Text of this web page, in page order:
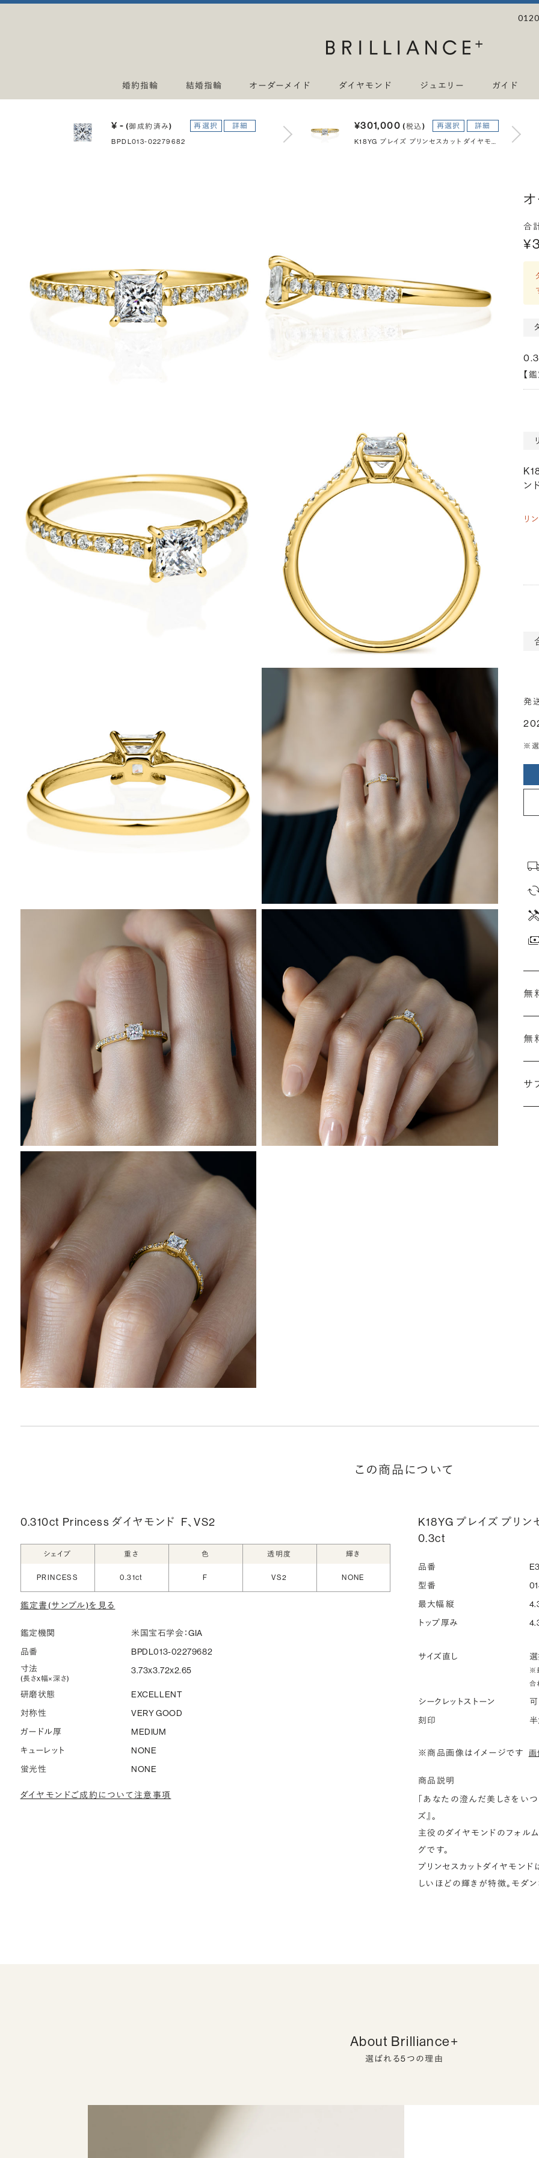
婚約指輪 結婚指輪 オーダーメイド ダイヤモンド ジュエリー ガイド
¥ -(御成約済み) 再選択 詳細
BPDL013-02279682
¥301,000(税込) 再選択 詳細
K18YG プレイズ プリンセスカット ダイヤモンド エタニティタイプ リング 0.3ct
合
【
ン
リ
発
※選
無
刻
こ
無
サ
この商品について
0.310ct Princess ダイヤモンド F、VS2
シェイプ 重さ 色 透明度 輝き
PRINCESS 0.31ct F VS2 NONE
鑑定書(サンプル)を見る
鑑定機関
米国宝石学会：GIA
品番
BPDL013-02279682
寸法
(長さx幅×深さ)
3.73x3.72x2.65
研磨状態
EXCELLENT
対称性
VERY GOOD
ガードル厚
MEDIUM
キューレット
NONE
蛍光性
NONE
ダイヤモンドご成約について注意事項
K18YG プレイズ プリン
0.3ct
品番
型番
最大幅 縦
トップ厚み
サイズ直し
※
合
シークレットストーン
可
刻印
※商品画像はイメージです
商品説明
「あなたの澄んだ美しさをい
ズ』。
主役のダイヤモンドのフォル
グです。
プリンセスカットダイヤモン
しいほどの輝きが特徴。モダ
About Brilliance+
選ばれる5つの理由